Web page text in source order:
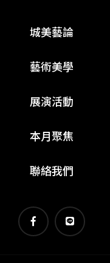
城美藝論
藝術美學
展演活動
本月聚焦
聯絡我們